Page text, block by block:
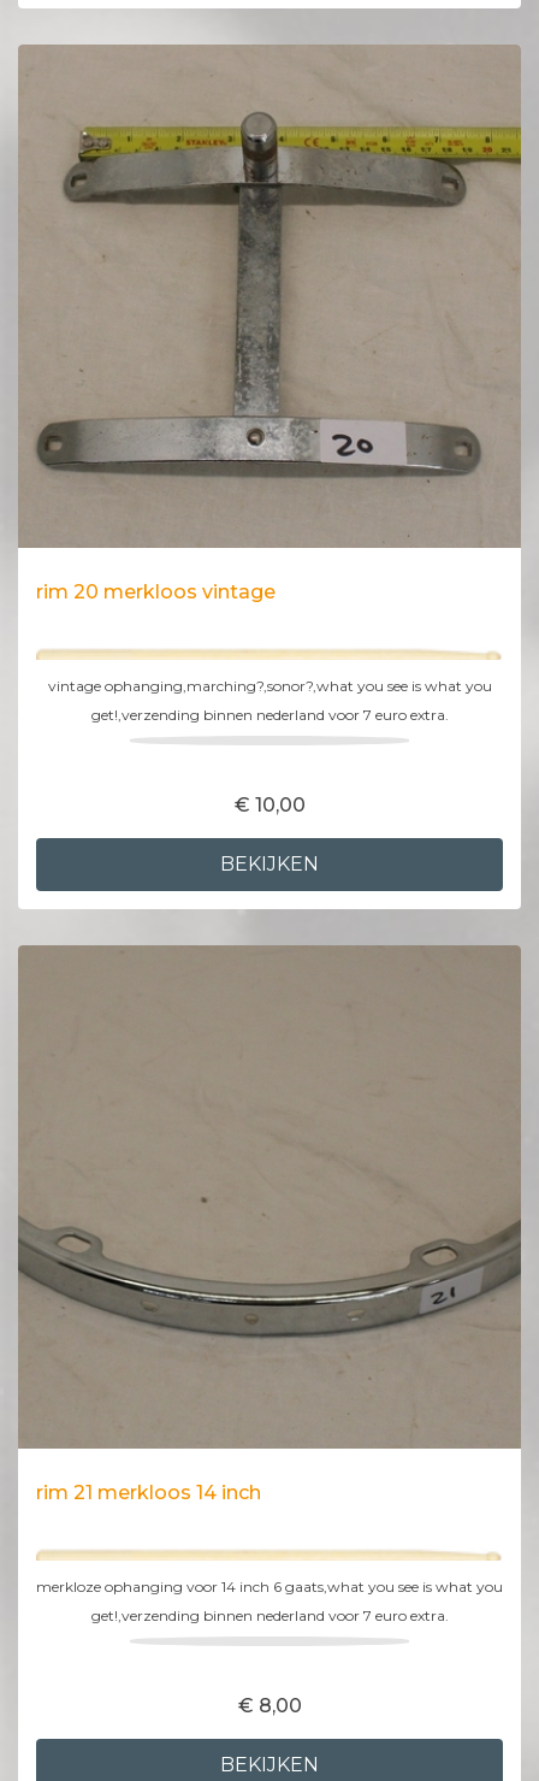
rim 20 merkloos vintage
vintage ophanging,marching?,sonor?,what you see is what you
get!,verzending binnen nederland voor 7 euro extra.
€ 10,00
BEKIJKEN
rim 21 merkloos 14 inch
merkloze ophanging voor 14 inch 6 gaats,what you see is what you
get!,verzending binnen nederland voor 7 euro extra.
€ 8,00
BEKIJKEN